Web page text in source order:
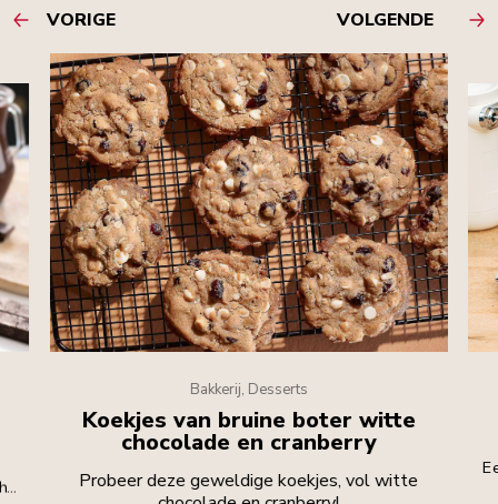
VORIGE VOLGENDE
Bakkerij, Desserts
Koekjes van bruine boter witte
chocolade en cranberry
Probeer deze geweldige koekjes, vol witte